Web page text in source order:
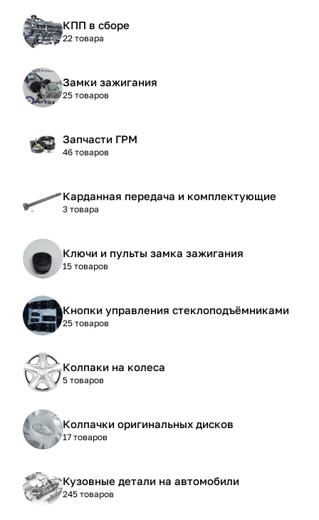
КПП в сборе
22 товара
Замки зажигания
25 товаров
Запчасти ГРМ
46 товаров
Карданная передача и комплектующие
3 товара
Ключи и пульты замка зажигания
15 товаров
Кнопки управления стеклоподъёмниками
25 товаров
Колпаки на колеса
5 товаров
Колпачки оригинальных дисков
17 товаров
Кузовные детали на автомобили
245 товаров